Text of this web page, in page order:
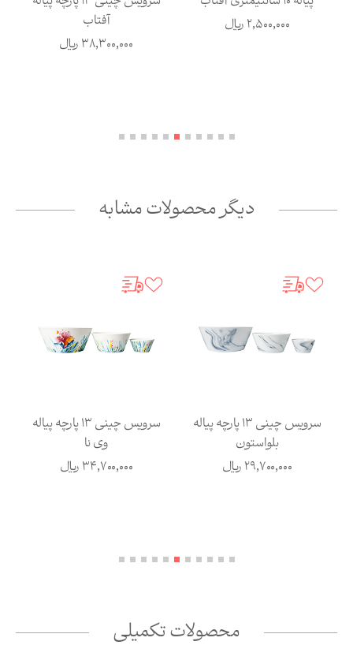
2,500,000ریال
آفتاب
38,300,000ریال
دیگر محصولات مشابه
سرویس چینی 13 پارچه پیاله
بلو‌استون
29,700,000ریال
سرویس چینی 13 پارچه پیاله
وی نا
34,700,000ریال
محصولات تکمیلی